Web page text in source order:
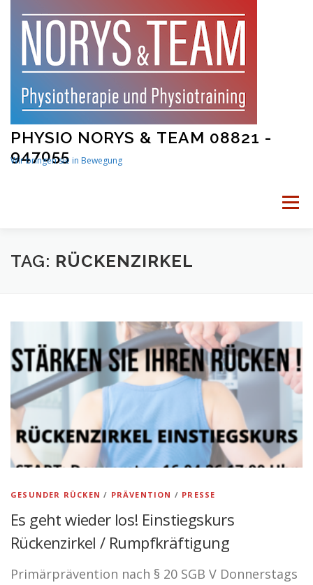
Skip
content
PHYSIO NORYS & TEAM 08821 -
947055
Wir bringen sie in Bewegung
Menu
STARTSEITE PHYSIOTHERAPIE
PRAXIS KONTAKT
PHYSIO NORYS AUF INSTAGRAM
TAG: RÜCKENZIRKEL
GESUNDER RÜCKEN / PRÄVENTION / PRESSE
Es geht wieder los! Einstiegskurs
Rückenzirkel / Rumpfkräftigung
Primärprävention nach § 20 SGB V Donnerstags